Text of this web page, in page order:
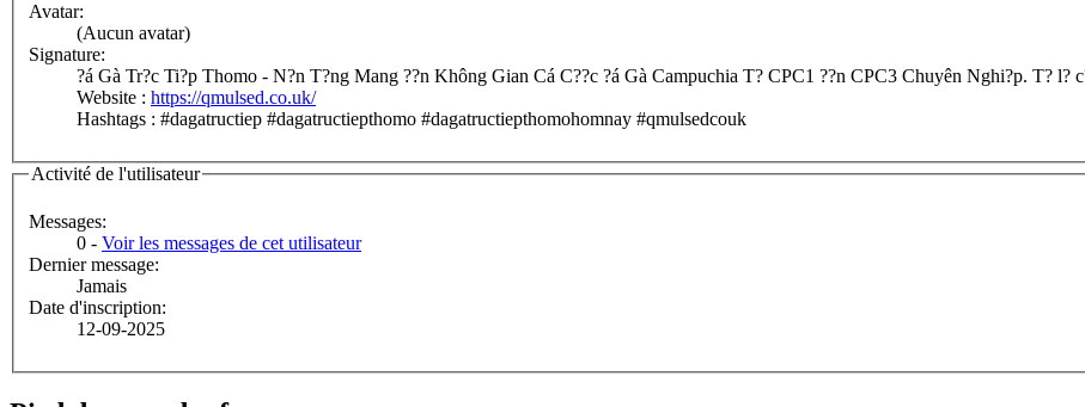
Avatar:
(Aucun avatar)
Signature:
?á Gà Tr?c Ti?p Thomo - N?n T?ng Mang ??n Không Gian Cá C??c ?á Gà Campuchia T? CPC1 ??n CPC3 Chuyên Nghi?p. T? l?
Website : https://qmulsed.co.uk/
Hashtags : #dagatructiep #dagatructiepthomo #dagatructiepthomohomnay #qmulsedcouk
Activité de l'utilisateur
Messages:
0 - Voir les messages de cet utilisateur
Dernier message:
Jamais
Date d'inscription:
12-09-2025